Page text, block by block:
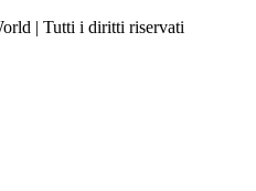
| Tutti i diritti riservati